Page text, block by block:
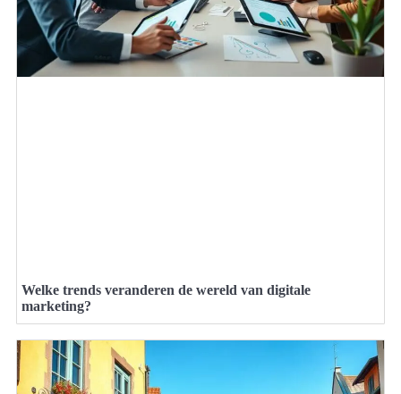
Welke trends veranderen de wereld van digitale
marketing?